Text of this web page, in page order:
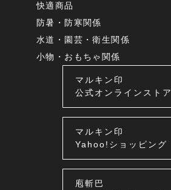
快適商品
防暑・防寒関係
水道・園芸・衛生関係
小物・おもちゃ関係
マルキン印
公式オンラインストア
マルキン印
Yahoo!ショッピング
庖斬巴